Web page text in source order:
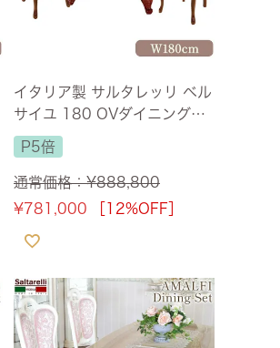
イタリア製 サルタレッリ ベル
サイユ 180 OVダイニング5
点セット バタフライPVC(合
皮) WALNUT ベージュ 【送料
無料】
P5倍
通常価格：¥888,800
¥781,000 ［12%OFF］